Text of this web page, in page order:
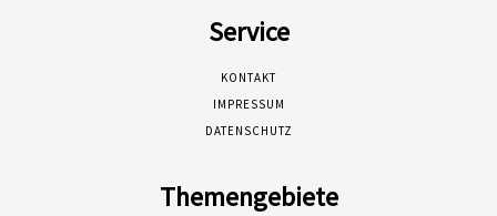
Service
KONTAKT
IMPRESSUM
DATENSCHUTZ
Themengebiete